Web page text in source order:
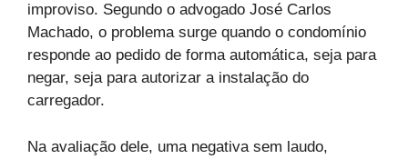
improviso. Segundo o advogado José Carlos
Machado, o problema surge quando o condomínio
responde ao pedido de forma automática, seja para
negar, seja para autorizar a instalação do
carregador.
Na avaliação dele, uma negativa sem laudo,